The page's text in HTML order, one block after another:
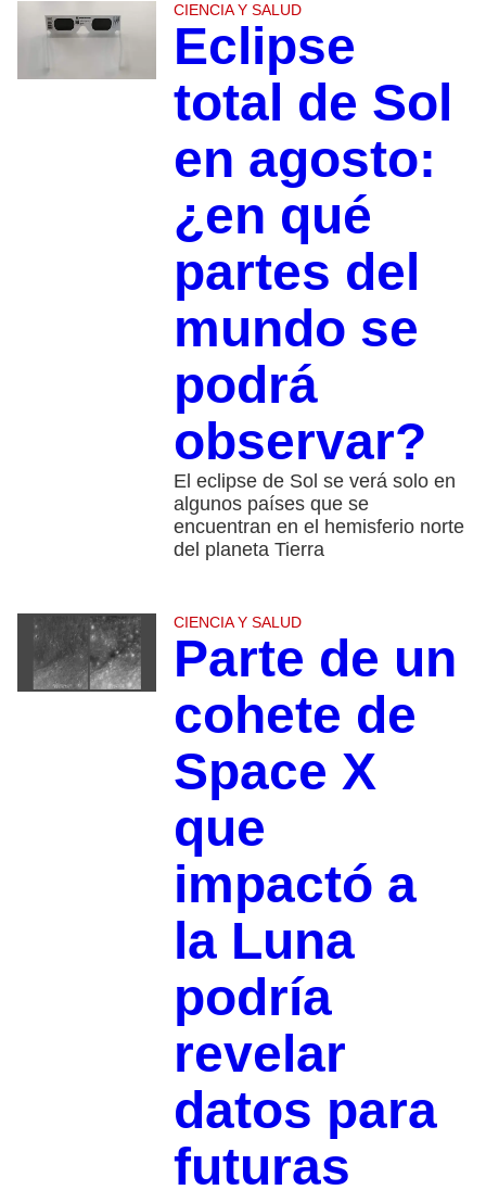
CIENCIA Y SALUD
Eclipse
total de Sol
en agosto:
¿en qué
partes del
mundo se
podrá
observar?
El eclipse de Sol se verá solo en
algunos países que se
encuentran en el hemisferio norte
del planeta Tierra
CIENCIA Y SALUD
Parte de un
cohete de
Space X
que
impactó a
la Luna
podría
revelar
datos para
futuras